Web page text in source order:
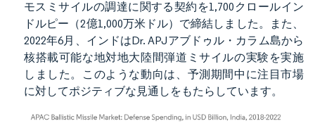
モスミサイルの調達に関する契約を1,700クロールイン
ドルピー（2億1,000万米ドル）で締結しました。また、
2022年6月、インドはDr. APJアブドゥル・カラム島から
核搭載可能な地対地大陸間弾道ミサイルの実験を実施
しました。このような動向は、予測期間中に注目市場
に対してポジティブな見通しをもたらしています。